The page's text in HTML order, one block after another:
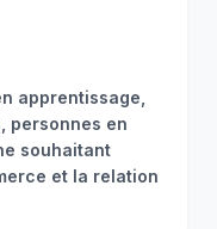
apprentissage,
personnes en
souhaitant
et la relation